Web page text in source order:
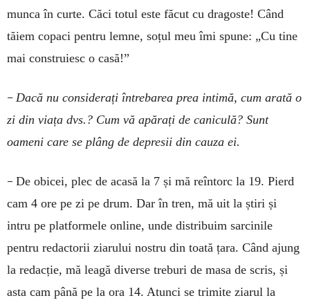
munca în curte. Căci totul este făcut cu dragoste! Când
tăiem copaci pentru lemne, soțul meu îmi spune: „Cu tine
mai construiesc o casă!”
– Dacă nu considerați întrebarea prea intimă, cum arată o
zi din viața dvs.? Cum vă apărați de caniculă? Sunt
oameni care se plâng de depresii din cauza ei.
– De obicei, plec de acasă la 7 și mă reîntorc la 19. Pierd
cam 4 ore pe zi pe drum. Dar în tren, mă uit la știri și
intru pe platformele online, unde distribuim sarcinile
pentru redactorii ziarului nostru din toată țara. Când ajung
la redacție, mă leagă diverse treburi de masa de scris, și
asta cam până pe la ora 14. Atunci se trimite ziarul la